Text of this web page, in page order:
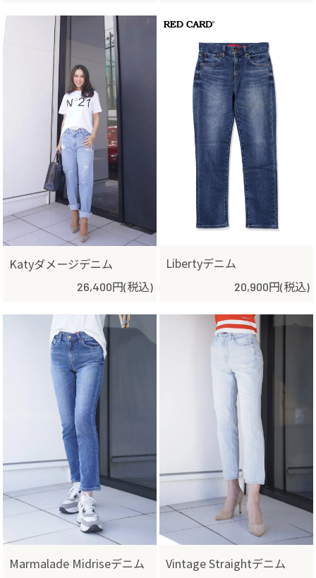
Katyダメージデニム
26,400円(税込)
Libertyデニム
20,900円(税込)
Marmalade Midriseデニム Vintage Straightデニム